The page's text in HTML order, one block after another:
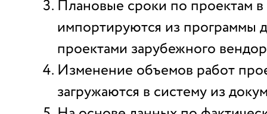
Плановые сроки по проектам
импортируются из программы
проектами зарубежного
Изменение объемов работ
загружаются в систему из